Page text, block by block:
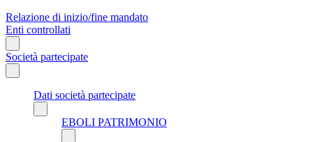
Relazione di inizio/fine mandato
Enti controllati
Società partecipate
Dati società partecipate
EBOLI PATRIMONIO